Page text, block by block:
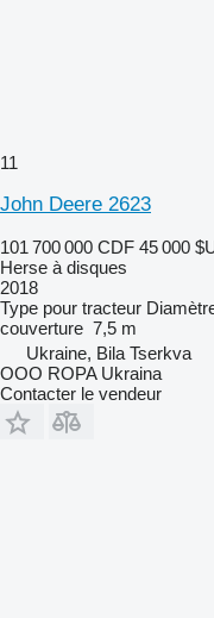
11
John Deere 2623
101 700 000 CDF 45 000
Herse à disques
2018
Type pour tracteur
couverture 7,5 m
Ukraine, Bila Tserkva
OOO ROPA Ukraina
Contacter le vendeur